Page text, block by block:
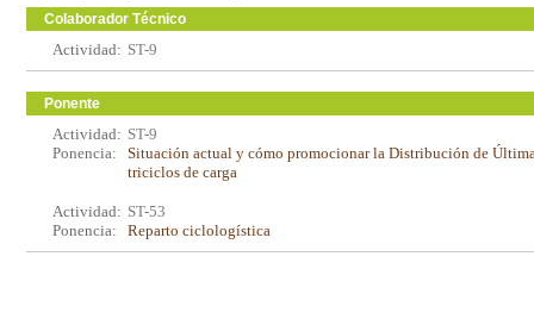
Colaborador Técnico
Actividad: ST-9
Ponente
Actividad: ST-9
Ponencia:
Situación actual y cómo promocionar la Distribución de
triciclos de carga
Actividad: ST-53
Ponencia:
Reparto ciclologística